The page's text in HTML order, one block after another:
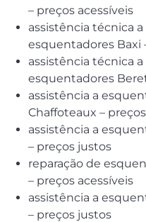
– preços acessíveis
assistência técnica
esquentadores Baxi
assistência técnica
esquentadores
assistência a
Chaffoteaux –
assistência a
– preços justos
reparação de
– preços acessíveis
assistência a
– preços justos